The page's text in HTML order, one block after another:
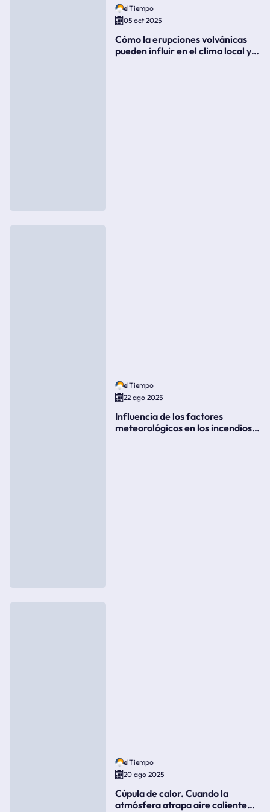
elTiempo
05 oct 2025
Cómo la erupciones volvánicas
pueden influir en el clima local y
elTiempo
22 ago 2025
Influencia de los factores
meteorológicos en los incendios
elTiempo
20 ago 2025
Cúpula de calor. Cuando la
atmósfera atrapa aire caliente